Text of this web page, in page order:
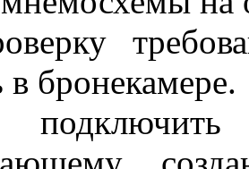
в бронекамере.
подключить